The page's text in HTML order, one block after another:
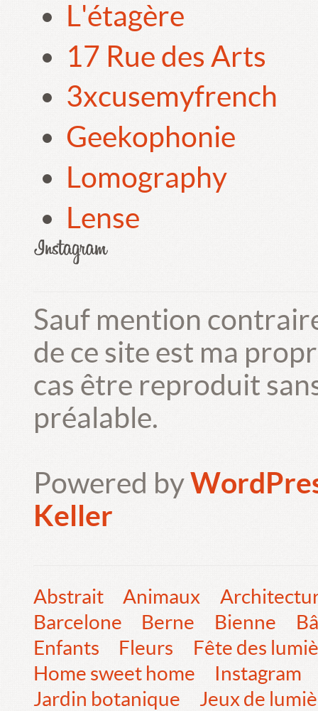
L'étagère
17 Rue des Arts
3xcusemyfrench
Geekophonie
Lomography
Lense
Sauf mention
de ce site est ma
cas être reproduit
préalable.
Powered by
Keller
Abstrait Animaux
Barcelone
Berne Bienne
Enfants
Fleurs
Fête des
Home sweet home
Instagram
Jardin botanique
Jeux de